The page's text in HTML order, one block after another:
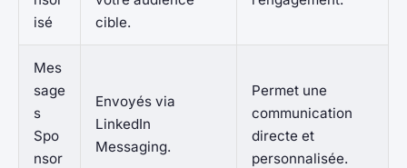
isé
cible.
Mes
sage
s
Spo
nsor
Envoyés via
LinkedIn
Messaging.
Permet une
communication
directe et
personnalisée.